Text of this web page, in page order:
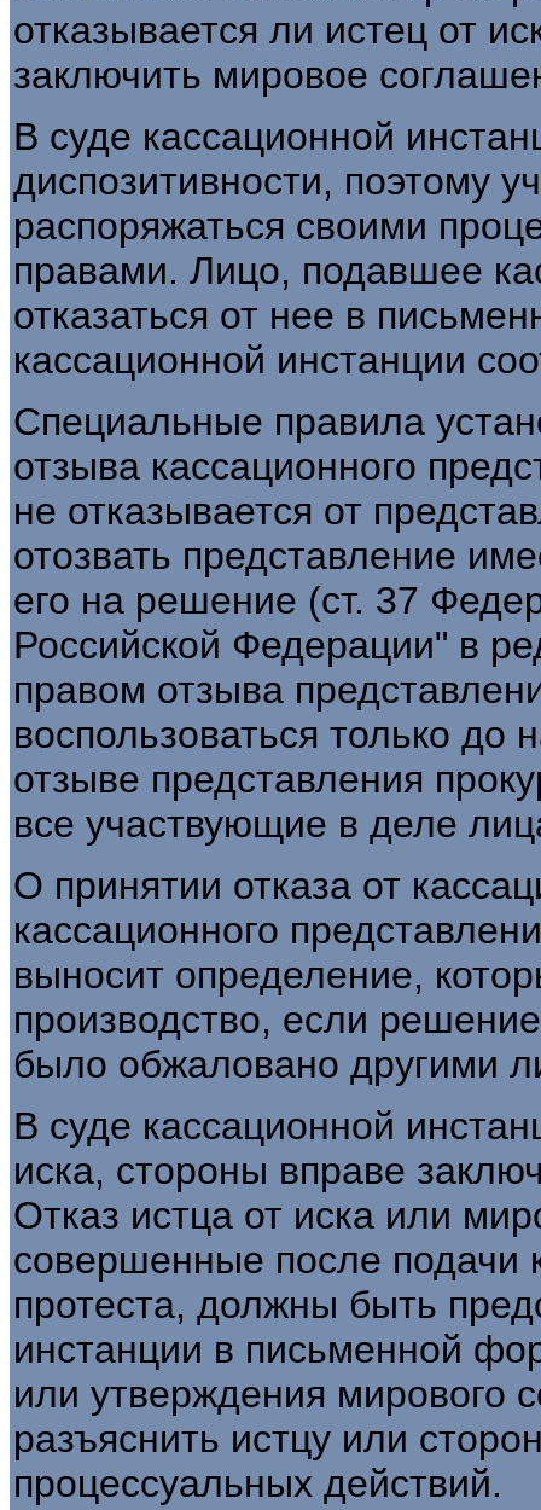
отказывается ли истец от
заключить мировое
В суде кассационной
диспозитивности, поэтому
распоряжаться своими
правами. Лицо, подавшее
отказаться от нее в
кассационной инстанции
Специальные правила
отзыва кассационного
не отказывается от
отозвать представление
его на решение (ст. 37
Российской Федерации" в
правом отзыва
воспользоваться только до
отзыве представления
все участвующие в деле
О принятии отказа от
кассационного
выносит определение,
производство, если
было обжаловано другими
В суде кассационной
иска, стороны вправе
Отказ истца от иска или
совершенные после подачи
протеста, должны быть
инстанции в письменной
или утверждения мирового
разъяснить истцу или
процессуальных действий.